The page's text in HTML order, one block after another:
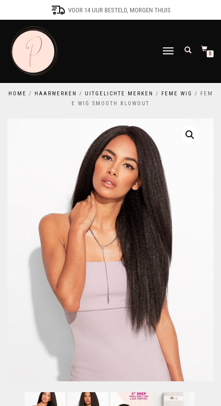
VOOR 14 UUR BESTELD, MORGEN THUIS
SCHAKEL
0
HOME / HAARWERKEN / UITGELICHTE MERKEN / FEME WIG
/ FEM
E WIG SMOOTH BLOWOUT